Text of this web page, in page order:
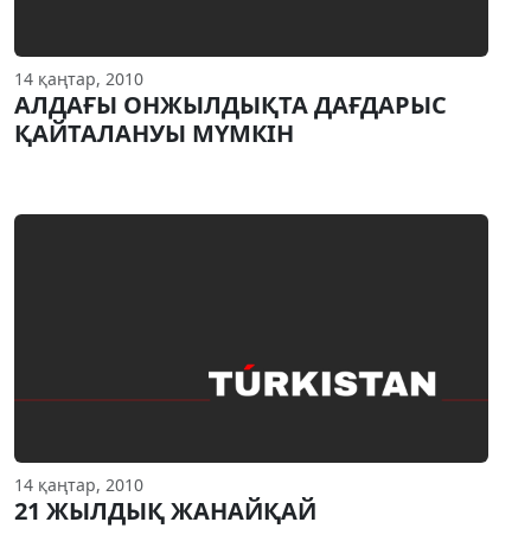
14 қаңтар, 2010
АЛДАҒЫ ОНЖЫЛДЫҚТА ДАҒДАРЫС
ҚАЙТАЛАНУЫ МҮМКIН
14 қаңтар, 2010
21 ЖЫЛДЫҚ ЖАНАЙҚАЙ